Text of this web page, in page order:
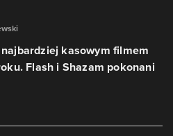
kasowym filmem
Flash i Shazam pokonani